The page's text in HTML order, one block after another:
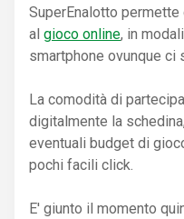
SuperEnalotto
al gioco online, in
smartphone ovunque ci
La comodità di
digitalmente la
eventuali budget di
pochi facili click.
E' giunto il momento